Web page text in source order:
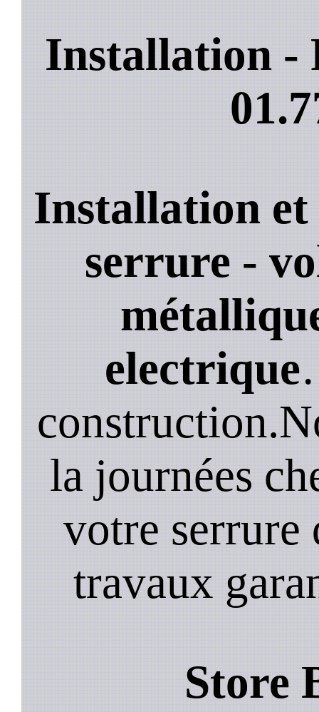
Installation -
Installation
serrure -
electrique
la journées
votre serrure
travaux
Store